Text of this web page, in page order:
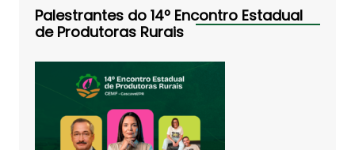
Palestrantes do 14º Encontro Estadual
de Produtoras Rurais